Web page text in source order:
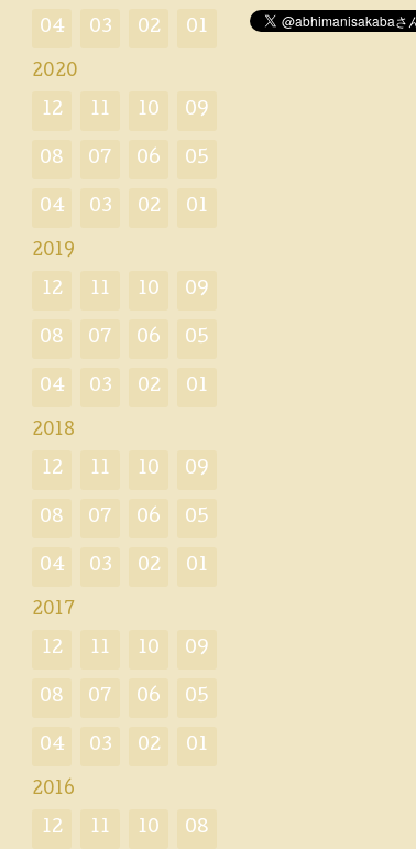
04 03 02 01
2020
12 11 10 09
08 07 06 05
04 03 02 01
2019
12 11 10 09
08 07 06 05
04 03 02 01
2018
12 11 10 09
08 07 06 05
04 03 02 01
2017
12 11 10 09
08 07 06 05
04 03 02 01
2016
12 11 10 08